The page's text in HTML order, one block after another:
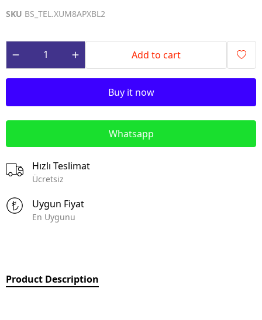
SKU BS_TEL.XUM8APXBL2
Add to cart
Buy it now
Whatsapp
Hızlı Teslimat
Ücretsiz
Uygun Fiyat
En Uygunu
Product Description